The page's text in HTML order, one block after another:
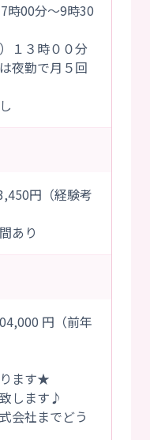
時00分～9時30
００分
夜勤で月５回
円（経験考
り
円（前年
ます★
します♪
会社までどう